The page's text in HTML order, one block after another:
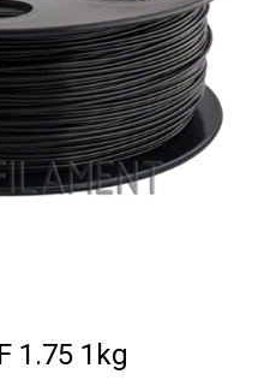
LCD/DLP
дела
1.75 1kg